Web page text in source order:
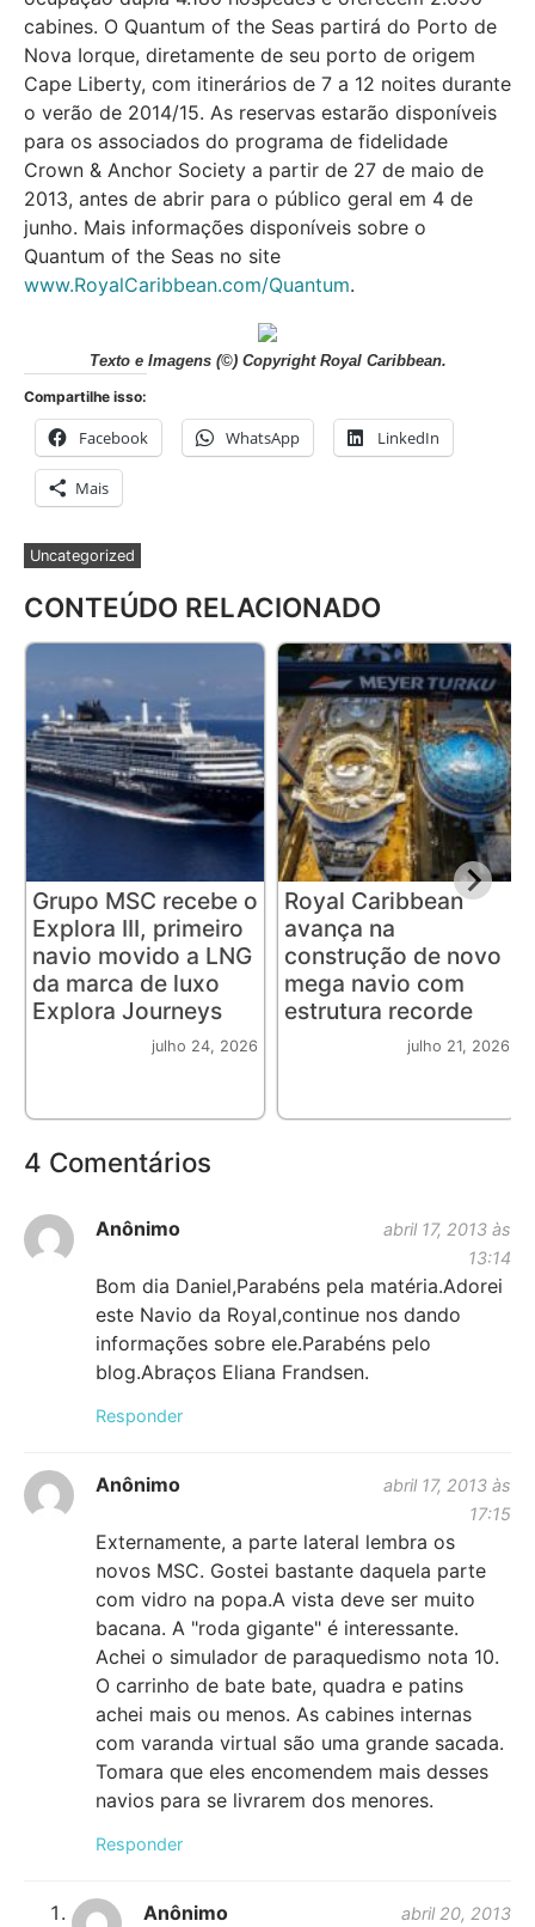
cabines. O Quantum of the Seas partirá do Porto de
Nova Iorque, diretamente de seu porto de origem
Cape Liberty, com itinerários de 7 a 12 noites durante
o verão de 2014/15. As reservas estarão disponíveis
para os associados do programa de fidelidade
Crown & Anchor Society a partir de 27 de maio de
2013, antes de abrir para o público geral em 4 de
junho. Mais informações disponíveis sobre o
Quantum of the Seas no site
www.RoyalCaribbean.com/Quantum.
Texto e Imagens (©) Copyright Royal Caribbean.
Compartilhe isso:
Facebook WhatsApp LinkedIn
Mais
Uncategorized
CONTEÚDO RELACIONADO
Grupo MSC recebe o
Explora III, primeiro
navio movido a LNG
da marca de luxo
Explora Journeys
julho 24, 2026
Royal Caribbean
avança na
construção de novo
mega navio com
estrutura recorde
julho 21, 2026
4 Comentários
Anônimo
abril 17, 2013 às
13:14
Bom dia Daniel,Parabéns pela matéria.Adorei
este Navio da Royal,continue nos dando
informações sobre ele.Parabéns pelo
blog.Abraços Eliana Frandsen.
Responder
Anônimo
abril 17, 2013 às
17:15
Externamente, a parte lateral lembra os
novos MSC. Gostei bastante daquela parte
com vidro na popa.A vista deve ser muito
bacana. A "roda gigante" é interessante.
Achei o simulador de paraquedismo nota 10.
O carrinho de bate bate, quadra e patins
achei mais ou menos. As cabines internas
com varanda virtual são uma grande sacada.
Tomara que eles encomendem mais desses
navios para se livrarem dos menores.
Responder
Anônimo
abril 20, 2013